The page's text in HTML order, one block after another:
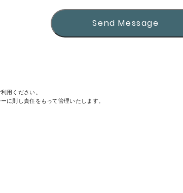
ます。
Send Message
用ください。
に則し責任をもって管理いたします。